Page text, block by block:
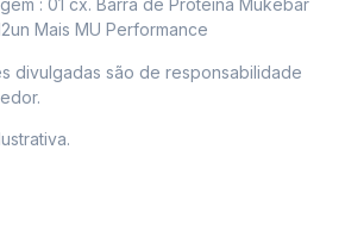
: 01 cx. Barra de Proteína Mukebar
Mais MU Performance
divulgadas são de responsabilidade